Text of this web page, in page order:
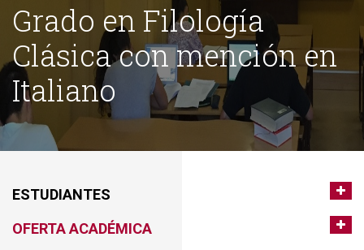
Grado en Filología
Clásica con mención en
Italiano
ESTUDIANTES
OFERTA ACADÉMICA